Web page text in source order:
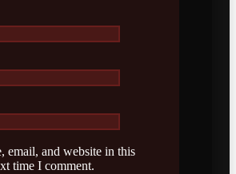
email, and website in this
time I comment.